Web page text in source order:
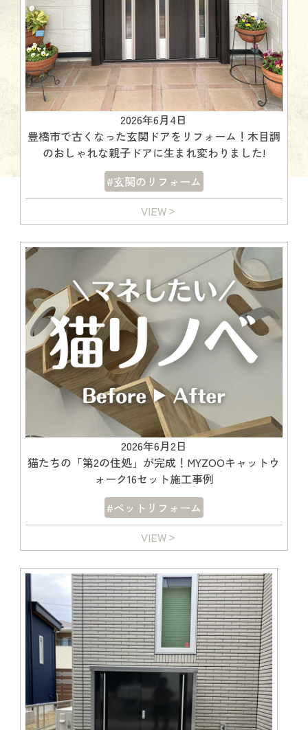
2026年6月4日
豊橋市で古くなった玄関ドアをリフォーム！木目調
のおしゃれな親子ドアに生まれ変わりました!
#玄関のリフォーム
VIEW
2026年6月2日
猫たちの「第2の住処」が完成！MYZOOキャットウ
ォーク16セット施工事例
#ペットリフォーム
VIEW